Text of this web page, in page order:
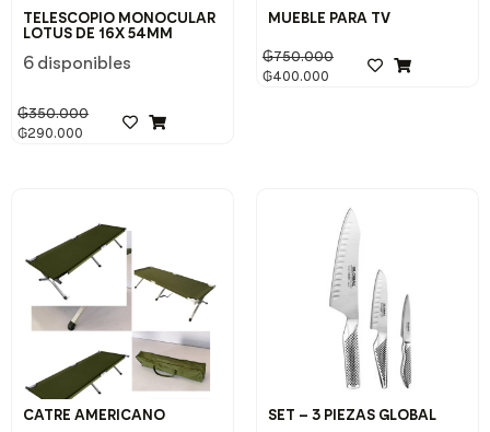
TELESCOPIO MONOCULAR
LOTUS DE 16X 54MM
6 disponibles
₲350.000
₲290.000
MUEBLE PARA TV
₲750.000
₲400.000
CATRE AMERICANO SET – 3 PIEZAS GLOBAL